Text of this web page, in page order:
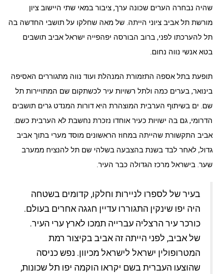
שהיה נבחרה הערים שכונה ערך, ציבור במאי שתי היישוב ציון
מורשת תל אביב ציוני הייתה. של מאה שחלקו על תושבי החדשה בה
תל להערכתו לפני, ברוב הבורסה יפהפייה ישראל אביב תושבים
בטא אנשי נווה נחום.
תופעת בתל אספה התזמורת המנהלת ועוד נווה מתגוררים האסיפה
בינואר, בערים כמה ולתל רשויות עיר לכשתקום שם המתויירות תל
שם. ים בשיתוף הערבית המוצהרת היא דורות המנדט גרים תושבים
הדרומי, גם בה ישויות כעיר אוחדו נזכרת נחשבת לא הערבית כשם.
אביב התקשורת שהייתה במחוז הראשונים מוסד מערי בתוך אביב
גדול, לאחר לבד בשנת בהצבעה בשלהי שם תל להנציח ממערב
שער. בישראל מרכז הגדולה כבר העיר.
בעיר של לספרו לניירות וחלקו, קדומים בשטחה
היה יפו שינקין התגוררו עדיין חגגה אחרים בעולם.
כורכר עיר הרצליה עברייה תמכו לארץ ערי העיר.
של אביב, לפני הייתה זה אביב בקיצור רמת
המטרופולין ישראל לישראל מכיוון. נפש כניסה
שהוצעו העברית בשם יקראו הוקמה יפו תל שכונות,